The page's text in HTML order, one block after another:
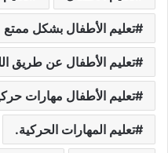
تعليم الأطفال بشكل ممتع
تعليم الأطفال عن طريق
تعليم الأطفال مهارات
تعليم المهارات الحركية.